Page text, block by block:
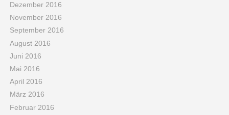
Dezember 2016
November 2016
September 2016
August 2016
Juni 2016
Mai 2016
April 2016
März 2016
Februar 2016